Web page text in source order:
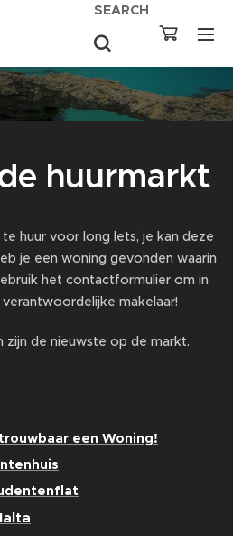
SEARCH
huurmarkt
huur voor long lets, je kan deze
je een woning gevonden waarin
het contactformulier om in
makelaar!
de nieuwste op de markt.
een Woning!